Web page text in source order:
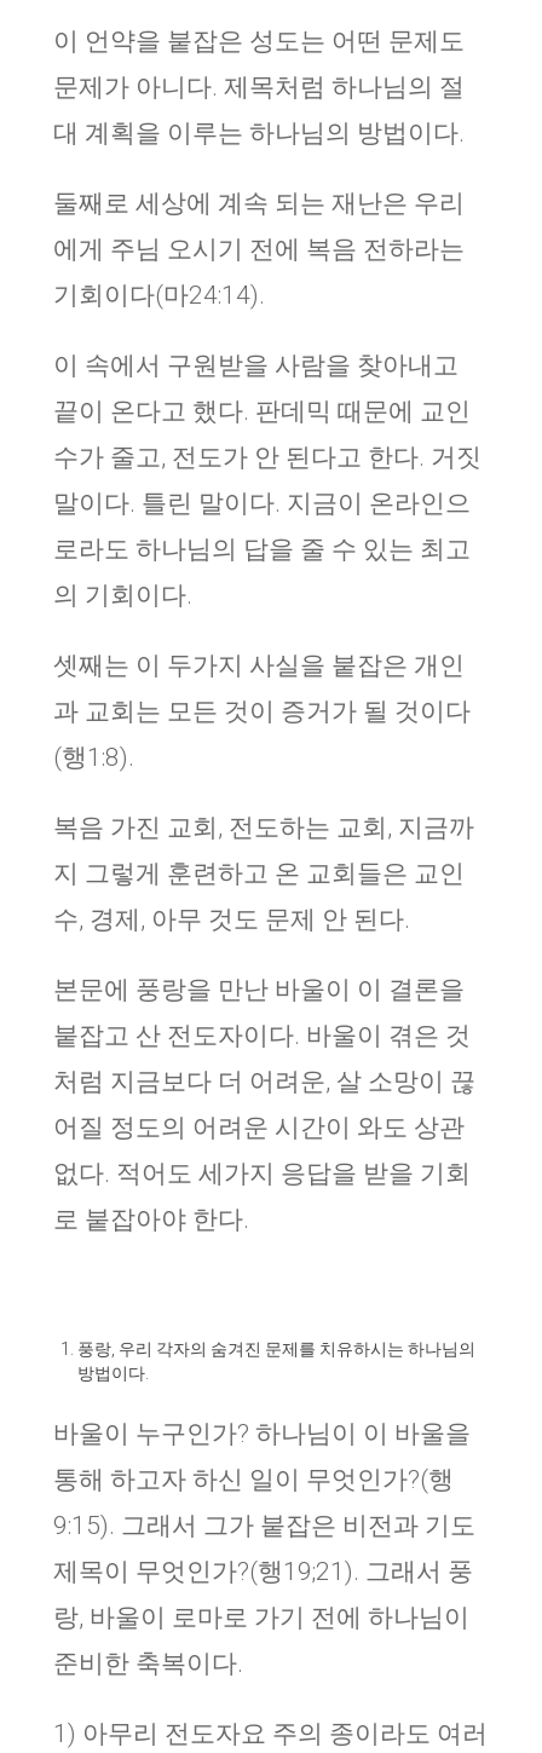
이 언약을 붙잡은 성도는 어떤 문제도
문제가 아니다. 제목처럼 하나님의 절
대 계획을 이루는 하나님의 방법이다.
둘째로 세상에 계속 되는 재난은 우리
에게 주님 오시기 전에 복음 전하라는
기회이다(마24:14).
이 속에서 구원받을 사람을 찾아내고
끝이 온다고 했다. 판데믹 때문에 교인
수가 줄고, 전도가 안 된다고 한다. 거짓
말이다. 틀린 말이다. 지금이 온라인으
로라도 하나님의 답을 줄 수 있는 최고
의 기회이다.
셋째는 이 두가지 사실을 붙잡은 개인
과 교회는 모든 것이 증거가 될 것이다
(행1:8).
복음 가진 교회, 전도하는 교회, 지금까
지 그렇게 훈련하고 온 교회들은 교인
수, 경제, 아무 것도 문제 안 된다.
본문에 풍랑을 만난 바울이 이 결론을
붙잡고 산 전도자이다. 바울이 겪은 것
처럼 지금보다 더 어려운, 살 소망이 끊
어질 정도의 어려운 시간이 와도 상관
없다. 적어도 세가지 응답을 받을 기회
로 붙잡아야 한다.
풍랑, 우리 각자의 숨겨진 문제를 치유하시는 하나님의
방법이다.
바울이 누구인가? 하나님이 이 바울을
통해 하고자 하신 일이 무엇인가?(행
9:15). 그래서 그가 붙잡은 비전과 기도
제목이 무엇인가?(행19;21). 그래서 풍
랑, 바울이 로마로 가기 전에 하나님이
준비한 축복이다.
1) 아무리 전도자요 주의 종이라도 여러